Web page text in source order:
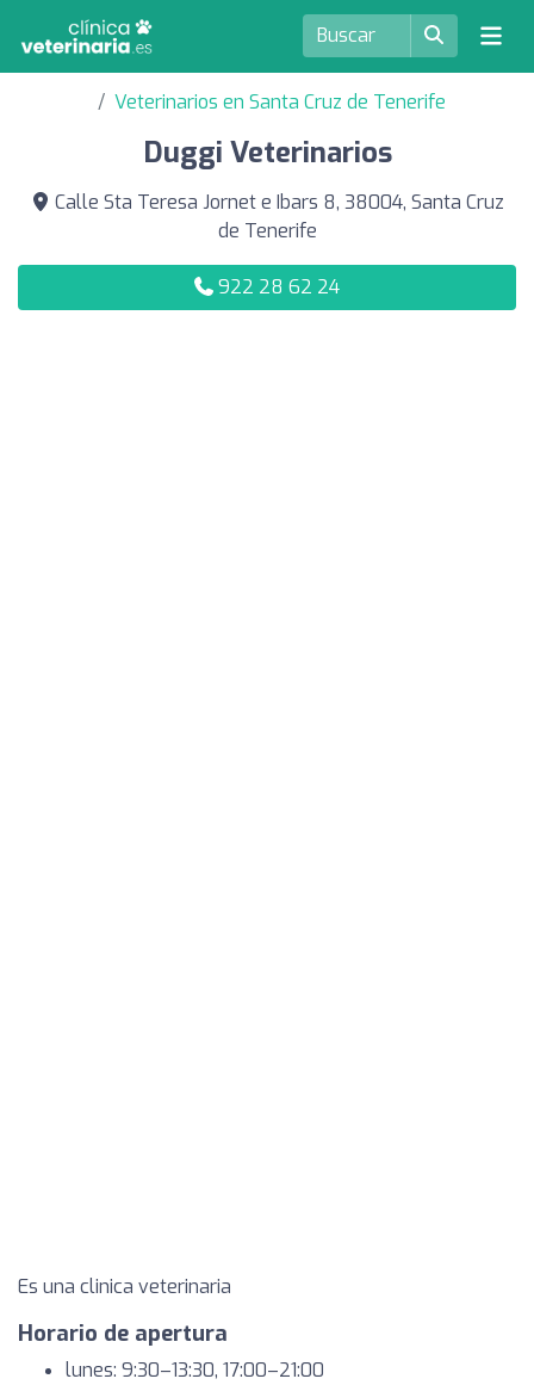
Veterinarios en Santa Cruz de Tenerife
Duggi Veterinarios
Calle Sta Teresa Jornet e Ibars 8, 38004, Santa Cruz
de Tenerife
922 28 62 24
Es una clinica veterinaria
Horario de apertura
lunes: 9:30–13:30, 17:00–21:00